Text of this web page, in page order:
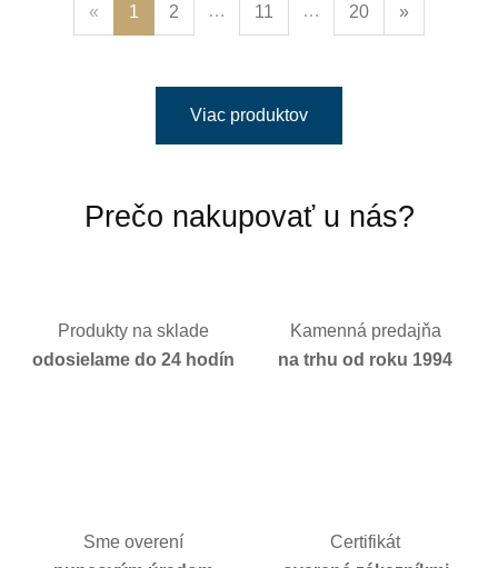
« 1 2 … 11 … 20 »
Viac produktov
Prečo nakupovať u nás?
Produkty na sklade
odosielame do 24 hodín
Kamenná predajňa
na trhu od roku 1994
Sme overení
Certifikát